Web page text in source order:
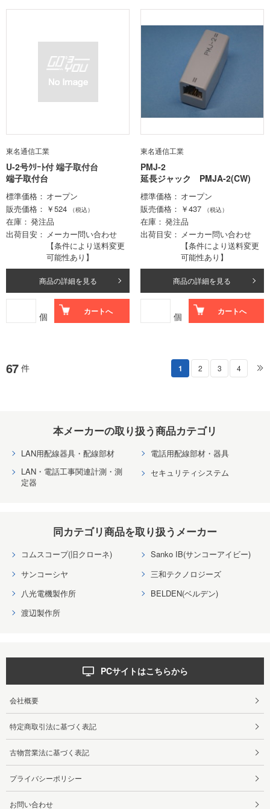
東名通信工業
U-2号ｸﾘｰﾄ付 端子取付台
端子取付台
標準価格
オープン
販売価格
￥524 （税込）
在庫
発注品
出荷目安
メーカー問い合わせ
【条件により送料変更
可能性あり】
商品の詳細を見る
個 カートへ
東名通信工業
PMJ-2
延長ジャック PMJA-2(CW)
標準価格
オープン
販売価格
￥437 （税込）
在庫
発注品
出荷目安
メーカー問い合わせ
【条件により送料変更
可能性あり】
商品の詳細を見る
個 カートへ
67 件 1 2 3 4
本メーカーの取り扱う商品カテゴリ
LAN用配線器具・配線部材
電話用配線部材・器具
LAN・電話工事関連計測・測
定器
セキュリティシステム
同カテゴリ商品を取り扱うメーカー
コムスコープ(旧クローネ)
Sanko IB(サンコーアイビー)
サンコーシヤ
三和テクノロジーズ
八光電機製作所
BELDEN(ベルデン)
渡辺製作所
PCサイトはこちらから
会社概要
特定商取引法に基づく表記
古物営業法に基づく表記
プライバシーポリシー
お問い合わせ